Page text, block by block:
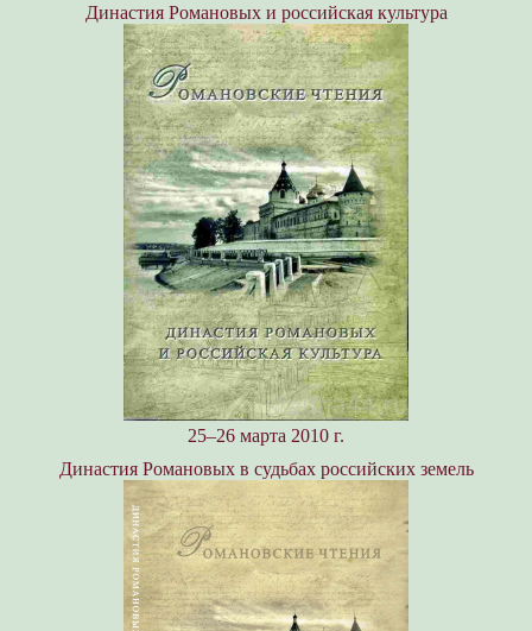
Династия Романовых и российская культура
25–26 марта 2010 г.
Династия Романовых в судьбах российских земель